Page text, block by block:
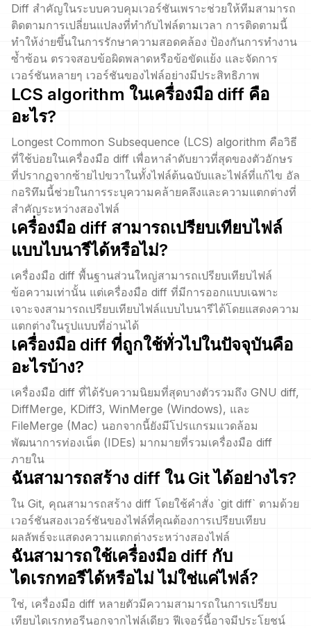
Diff สำคัญในระบบควบคุมเวอร์ชันเพราะช่วยให้ทีมสามารถ
ติดตามการเปลี่ยนแปลงที่ทำกับไฟล์ตามเวลา การติดตามนี้
ทำให้ง่ายขึ้นในการรักษาความสอดคล้อง ป้องกันการทำงาน
ซ้ำซ้อน ตรวจสอบข้อผิดพลาดหรือข้อขัดแย้ง และจัดการ
เวอร์ชันหลายๆ เวอร์ชันของไฟล์อย่างมีประสิทธิภาพ
LCS algorithm ในเครื่องมือ diff คือ
อะไร?
Longest Common Subsequence (LCS) algorithm คือวิธี
ที่ใช้บ่อยในเครื่องมือ diff เพื่อหาลำดับยาวที่สุดของตัวอักษร
ที่ปรากฏจากซ้ายไปขวาในทั้งไฟล์ต้นฉบับและไฟล์ที่แก้ไข อัล
กอริทึมนี้ช่วยในการระบุความคล้ายคลึงและความแตกต่างที่
สำคัญระหว่างสองไฟล์
เครื่องมือ diff สามารถเปรียบเทียบไฟล์
แบบไบนารีได้หรือไม่?
เครื่องมือ diff พื้นฐานส่วนใหญ่สามารถเปรียบเทียบไฟล์
ข้อความเท่านั้น แต่เครื่องมือ diff ที่มีการออกแบบเฉพาะ
เจาะจงสามารถเปรียบเทียบไฟล์แบบไบนารีได้โดยแสดงความ
แตกต่างในรูปแบบที่อ่านได้
เครื่องมือ diff ที่ถูกใช้ทั่วไปในปัจจุบันคือ
อะไรบ้าง?
เครื่องมือ diff ที่ได้รับความนิยมที่สุดบางตัวรวมถึง GNU diff,
DiffMerge, KDiff3, WinMerge (Windows), และ
FileMerge (Mac) นอกจากนี้ยังมีโปรแกรมแวดล้อม
พัฒนาการท่องเน็ต (IDEs) มากมายที่รวมเครื่องมือ diff
ภายใน
ฉันสามารถสร้าง diff ใน Git ได้อย่างไร?
ใน Git, คุณสามารถสร้าง diff โดยใช้คำสั่ง `git diff` ตามด้วย
เวอร์ชันสองเวอร์ชันของไฟล์ที่คุณต้องการเปรียบเทียบ
ผลลัพธ์จะแสดงความแตกต่างระหว่างสองไฟล์
ฉันสามารถใช้เครื่องมือ diff กับ
ไดเรกทอรีได้หรือไม่ ไม่ใช่แค่ไฟล์?
ใช่, เครื่องมือ diff หลายตัวมีความสามารถในการเปรียบ
เทียบไดเรกทอรีนอกจากไฟล์เดียว ฟีเจอร์นี้อาจมีประโยชน์